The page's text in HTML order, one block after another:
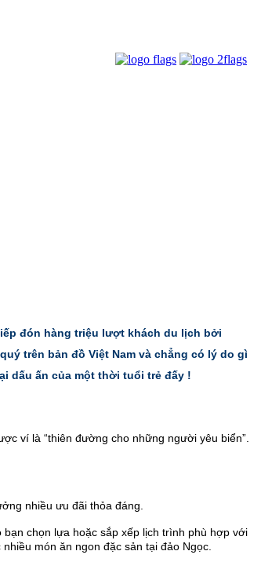
đón hàng triệu lượt khách du lịch bởi
trên bản đồ Việt Nam và chẳng có lý do gì
dấu ấn của một thời tuổi trẻ đấy !
ví là “thiên đường cho những người yêu biển”.
nhiều ưu đãi thỏa đáng.
chọn lựa hoặc sắp xếp lịch trình phù hợp với
món ăn ngon đặc sản tại đảo Ngọc.